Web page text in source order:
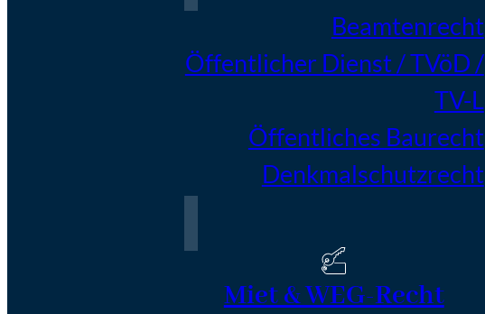
Beamtenrecht
Öffentlicher Dienst / TVöD /
TV-L
Öffentliches Baurecht
Denkmalschutzrecht
Miet & WEG-Recht